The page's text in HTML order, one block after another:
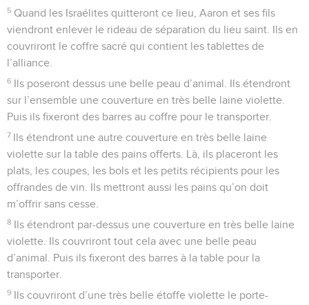
5 Quand les Israélites quitteront ce lieu, Aaron et ses fils
viendront enlever le rideau de séparation du lieu saint. Ils en
couvriront le coffre sacré qui contient les tablettes de
l’alliance.
6 Ils poseront dessus une belle peau d’animal. Ils étendront
sur l’ensemble une couverture en très belle laine violette.
Puis ils fixeront des barres au coffre pour le transporter.
7 Ils étendront une autre couverture en très belle laine
violette sur la table des pains offerts. Là, ils placeront les
plats, les coupes, les bols et les petits récipients pour les
offrandes de vin. Ils mettront aussi les pains qu’on doit
m’offrir sans cesse.
8 Ils étendront par-dessus une couverture en très belle laine
violette. Ils couvriront tout cela avec une belle peau
d’animal. Puis ils fixeront des barres à la table pour la
transporter.
9 Ils couvriront d’une très belle étoffe violette le porte-